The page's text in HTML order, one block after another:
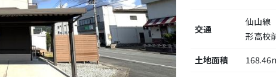
交通
仙山線
形高校
土地面積